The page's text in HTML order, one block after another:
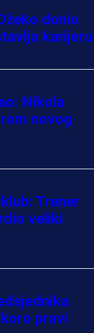
donio
Nikola
novog
Trener
veliki
pravi